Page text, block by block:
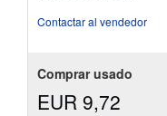
Contactar al vendedor
Comprar usado
EUR 9,72